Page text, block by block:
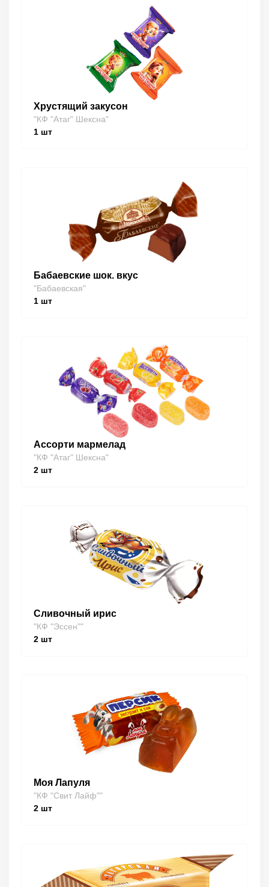
Хрустящий закусон
"КФ "Атаг" Шексна"
1 шт
Бабаевские шок. вкус
"Бабаевская"
1 шт
Ассорти мармелад
"КФ "Атаг" Шексна"
2 шт
Сливочный ирис
"КФ "Эссен""
2 шт
Моя Лапуля
"КФ "Свит Лайф""
2 шт